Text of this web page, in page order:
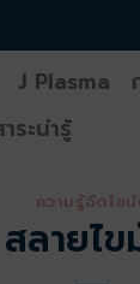
J Plasma
ระน่ารู้
ความรู้ฉีดไข
ายไ